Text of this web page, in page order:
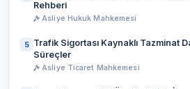
Rehberi
Asliye Hukuk Mahkemesi
5 Trafik Sigortası Kaynaklı Tazminat
Süreçler
Asliye Ticaret Mahkemesi